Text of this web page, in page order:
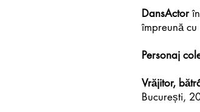
DansActorîn
împreună
Personaj
Vrăjitor,
București,